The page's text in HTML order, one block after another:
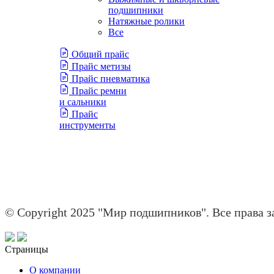
подшипники
Натяжные ролики
Все
Общий прайс
Прайс метизы
Прайс пневматика
Прайс ремни
и сальники
Прайс
инструменты
© Copyright 2025 "Мир подшипников". Все права
Страницы
О компании